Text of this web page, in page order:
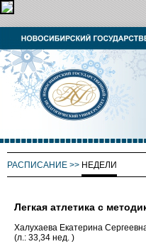
РАСПИСАНИЕ >> НЕДЕЛИ
Легкая атлетика с
Халухаева Екатерина
(л.: 33,34 нед. )